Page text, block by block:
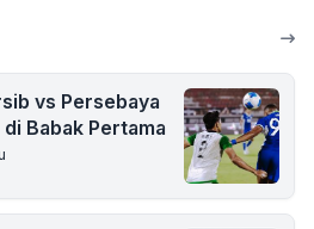
vs Persebaya
di Babak Pertama